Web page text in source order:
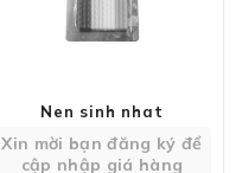
Nen sinh nhat
Xin mời bạn đăng ký để
cập nhập giá hàng